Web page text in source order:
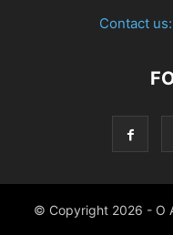
Contact us:
© Copyright 2026 - Ο